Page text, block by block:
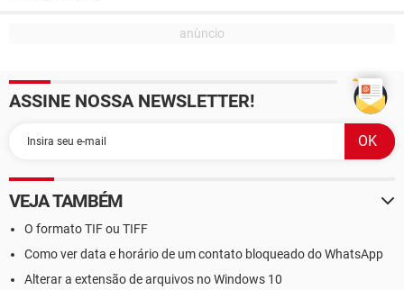
ASSINE NOSSA NEWSLETTER!
VEJA TAMBÉM
O formato TIF ou TIFF
Como ver data e horário de um contato bloqueado do WhatsApp
Alterar a extensão de arquivos no Windows 10